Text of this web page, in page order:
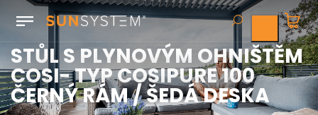
STŮL S PLYNOVÝM OHNIŠTĚM
COSI- TYP COSIPURE 100
ČERNÝ RÁM / ŠEDÁ DESKA